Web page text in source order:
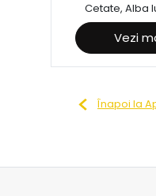
Cetate, Alba
Vezi
Înapoi la